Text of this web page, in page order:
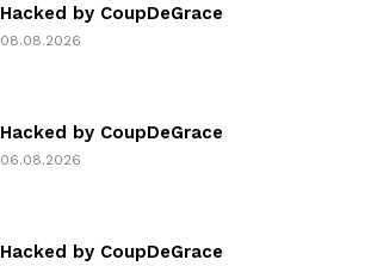
Hacked by CoupDeGrace
08.08.2026
Hacked by CoupDeGrace
06.08.2026
Hacked by CoupDeGrace